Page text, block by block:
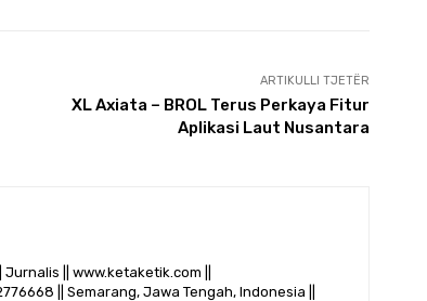
ARTIKULLI TJETËR
XL Axiata – BROL Terus Perkaya Fitur
Aplikasi Laut Nusantara
|| www.ketaketik.com ||
|| Semarang, Jawa Tengah, Indonesia ||